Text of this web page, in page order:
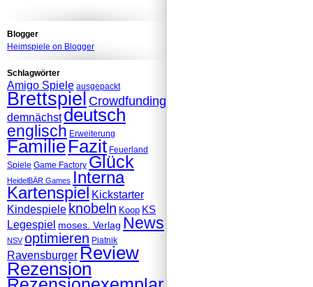
Blogger
Heimspiele on Blogger
Schlagwörter
Amigo Spiele ausgepackt
Brettspiel Crowdfunding
demnächst deutsch
englisch Erweiterung
FamilieFazit Feuerland
Spiele Game Factory Glück
HeidelBÄR Games Interna
Kartenspiel Kickstarter
Kindespiele knobeln Koop KS
Legespiel moses. Verlag News
NSV optimieren Piatnik
RavensburgerReview
Rezension